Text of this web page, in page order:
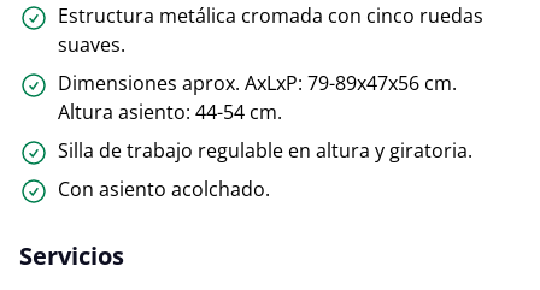
Estructura metálica cromada con cinco ruedas
suaves.
Dimensiones aprox. AxLxP: 79-89x47x56 cm.
Altura asiento: 44-54 cm.
Silla de trabajo regulable en altura y giratoria.
Con asiento acolchado.
Servicios